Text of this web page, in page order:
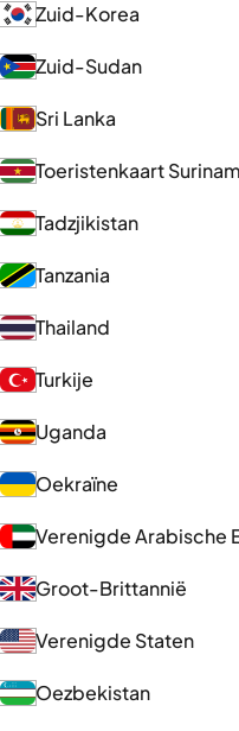
Zuid-Korea
Zuid-Sudan
Sri Lanka
Toeristenkaart
Tadzjikistan
Tanzania
Thailand
Turkije
Uganda
Oekraïne
Verenigde Arabische
Groot-Brittannië
Verenigde Staten
Oezbekistan